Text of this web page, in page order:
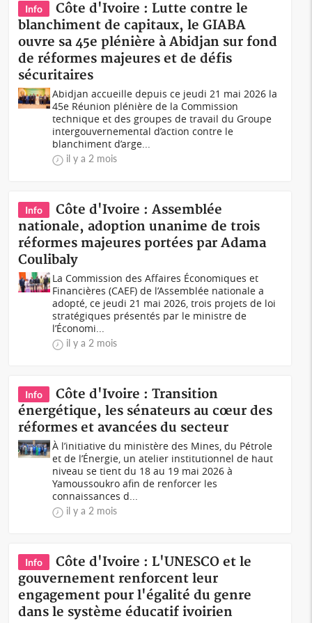
Info
Côte d'Ivoire : Lutte contre le
blanchiment de capitaux, le GIABA
ouvre sa 45e plénière à Abidjan sur fond
de réformes majeures et de défis
sécuritaires
Abidjan accueille depuis ce jeudi 21 mai 2026 la
45e Réunion plénière de la Commission
technique et des groupes de travail du Groupe
intergouvernemental d’action contre le
blanchiment d’arge...
il y a 2 mois
Info
Côte d'Ivoire : Assemblée
nationale, adoption unanime de trois
réformes majeures portées par Adama
Coulibaly
La Commission des Affaires Économiques et
Financières (CAEF) de l’Assemblée nationale a
adopté, ce jeudi 21 mai 2026, trois projets de loi
stratégiques présentés par le ministre de
l’Économi...
il y a 2 mois
Info
Côte d'Ivoire : Transition
énergétique, les sénateurs au cœur des
réformes et avancées du secteur
À l’initiative du ministère des Mines, du Pétrole
et de l’Énergie, un atelier institutionnel de haut
niveau se tient du 18 au 19 mai 2026 à
Yamoussoukro afin de renforcer les
connaissances d...
il y a 2 mois
Info
Côte d'Ivoire : L'UNESCO et le
gouvernement renforcent leur
engagement pour l'égalité du genre
dans le système éducatif ivoirien